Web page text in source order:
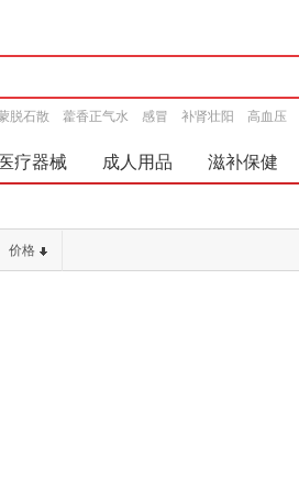
脱石散 藿香正气水 感冒 补肾壮阳 高血压
医疗器械 成人用品 滋补保健
价格